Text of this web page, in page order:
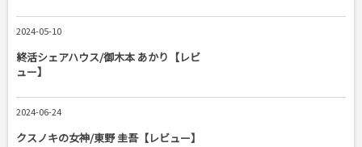
2024-05-10
終活シェアハウス/御木本 あかり【レビ
ュー】
2024-06-24
クスノキの女神/東野 圭吾【レビュー】